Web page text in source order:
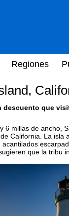
Regiones
descuento que
6 millas de ancho,
California. La
que la tribu